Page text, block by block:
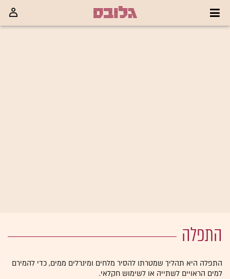
התפלה
התפלה היא תהליך שמטרתו להסיר מלחים ומינרלים ממים, כדי להמירם
למים הראויים לשתייה או לשימוש חקלאי.